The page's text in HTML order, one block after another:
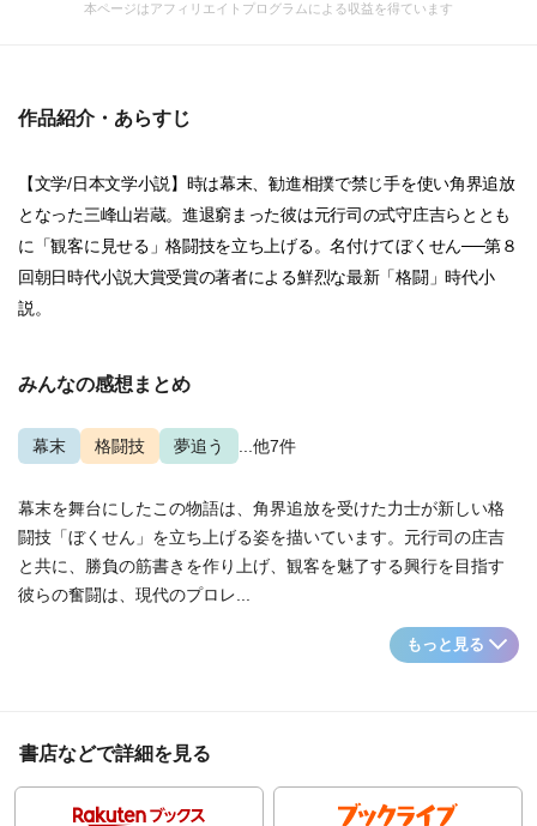
本ページはアフィリエイトプログラムによる収益を得ています
作品紹介・あらすじ
【文学/日本文学小説】時は幕末、勧進相撲で禁じ手を使い角界追放
となった三峰山岩蔵。進退窮まった彼は元行司の式守庄吉らととも
に「観客に見せる」格闘技を立ち上げる。名付けてぼくせん──第８
回朝日時代小説大賞受賞の著者による鮮烈な最新「格闘」時代小
説。
みんなの感想まとめ
幕末 格闘技 夢追う ...他7件
幕末を舞台にしたこの物語は、角界追放を受けた力士が新しい格
闘技「ぼくせん」を立ち上げる姿を描いています。元行司の庄吉
と共に、勝負の筋書きを作り上げ、観客を魅了する興行を目指す
彼らの奮闘は、現代のプロレ...
もっと見る
書店などで詳細を見る